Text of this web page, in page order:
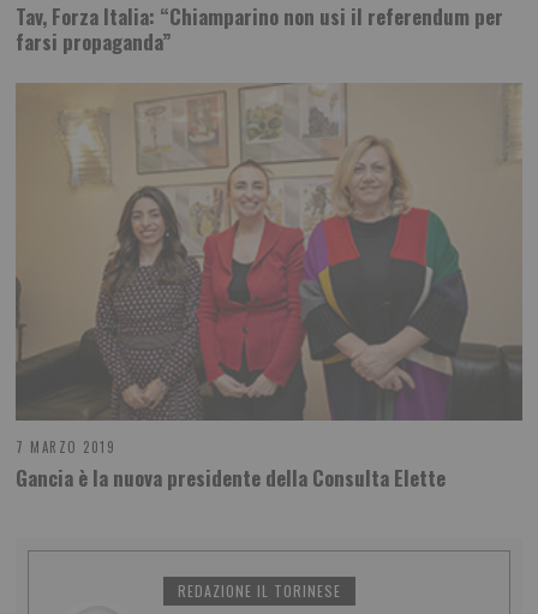
Tav, Forza Italia: “Chiamparino non usi il referendum per
farsi propaganda”
7 MARZO 2019
Gancia è la nuova presidente della Consulta Elette
REDAZIONE IL TORINESE